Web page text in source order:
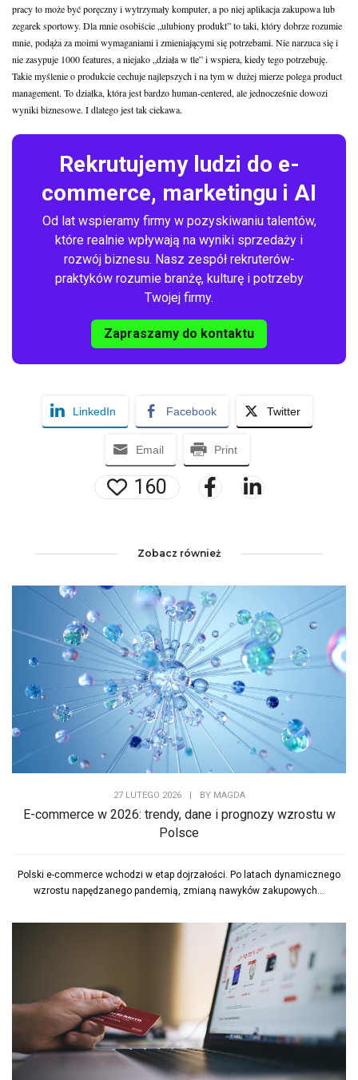
pracy to może być poręczny i wytrzymały komputer, a po niej aplikacja zakupowa lub
zegarek sportowy. Dla mnie osobiście „ulubiony produkt” to taki, który dobrze rozumie
mnie, podąża za moimi wymaganiami i zmieniającymi się potrzebami. Nie narzuca się i
nie zasypuje 1000 features, a niejako „działa w tle” i wspiera, kiedy tego potrzebuję.
Takie myślenie o produkcie cechuje najlepszych i na tym w dużej mierze polega product
management. To działka, która jest bardzo human-centered, ale jednocześnie dowozi
wyniki biznesowe. I dlatego jest tak ciekawa.
Rekrutujemy ludzi do e-
commerce, marketingu i AI
Od lat wspieramy firmy w pozyskiwaniu talentów,
które realnie wpływają na wyniki sprzedaży i
rozwój biznesu. Nasz zespół rekruterów-
praktyków rozumie branżę, kulturę i potrzeby
Twojej firmy.
Zapraszamy do kontaktu
LinkedIn Facebook Twitter
Email Print
160
Zobacz również
27 LUTEGO 2026 | BY MAGDA
E-commerce w 2026: trendy, dane i prognozy wzrostu w
Polsce
Polski e-commerce wchodzi w etap dojrzałości. Po latach dynamicznego
wzrostu napędzanego pandemią, zmianą nawyków zakupowych...